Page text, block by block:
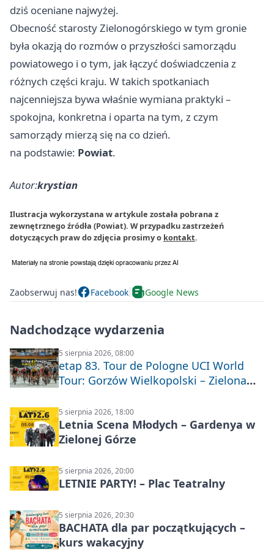
dziś oceniane najwyżej.
Obecność starosty Zielonogórskiego w tym gronie
była okazją do rozmów o przyszłości samorządu
powiatowego i o tym, jak łączyć doświadczenia z
różnych części kraju. W takich spotkaniach
najcenniejsza bywa właśnie wymiana praktyki –
spokojna, konkretna i oparta na tym, z czym
samorządy mierzą się na co dzień.
na podstawie: Powiat.
Autor:krystian
Ilustracja wykorzystana w artykule została pobrana z
zewnętrznego źródła (Powiat). W przypadku zastrzeżeń
dotyczących praw do zdjęcia prosimy o kontakt.
Zaobserwuj nas! Facebook Google News
Nadchodzące wydarzenia
5 sierpnia 2026, 08:00
etap 83. Tour de Pologne UCI World
Tour: Gorzów Wielkopolski – Zielona
5 sierpnia 2026, 18:00
Letnia Scena Młodych – Gardenya w
Zielonej Górze
5 sierpnia 2026, 20:00
LETNIE PARTY! – Plac Teatralny
5 sierpnia 2026, 20:30
BACHATA dla par początkujących –
kurs wakacyjny